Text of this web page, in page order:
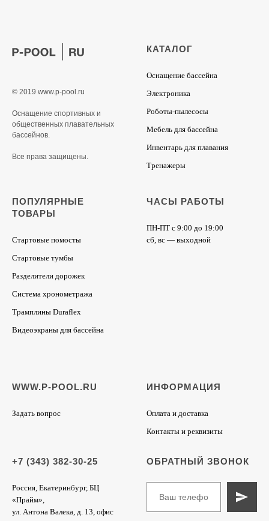
© 2019 www.p-pool.ru
Оснащение спортивных и
общественных плавательных
бассейнов.
Все права защищены.
КАТАЛОГ
Оснащение бассейна
Электроника
Роботы-пылесосы
Мебель для бассейна
Инвентарь для плавания
Тренажеры
ПОПУЛЯРНЫЕ
ТОВАРЫ
Стартовые помосты
Стартовые тумбы
Разделители дорожек
Система хронометража
Трамплины Duraflex
Видеоэкраны для бассейна
ЧАСЫ РАБОТЫ
ПН-ПТ с 9:00 до 19:00
сб, вс — выходной
WWW.P-POOL.RU
Задать вопрос
ИНФОРМАЦИЯ
Оплата и доставка
Контакты и реквизиты
+7 (343) 382-30-25
Россия, Екатеринбург, БЦ
«Прайм»,
ул. Антона Валека, д. 13, офис
ОБРАТНЫЙ ЗВОНОК